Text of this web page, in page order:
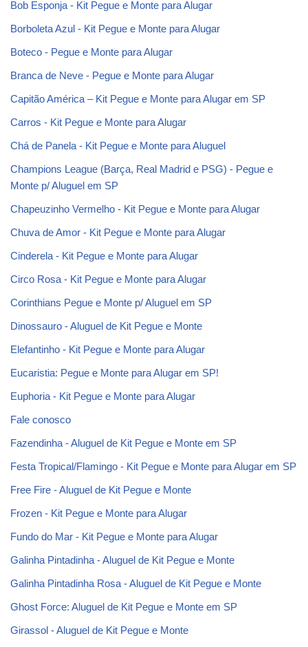
Bob Esponja - Kit Pegue e Monte para Alugar
Borboleta Azul - Kit Pegue e Monte para Alugar
Boteco - Pegue e Monte para Alugar
Branca de Neve - Pegue e Monte para Alugar
Capitão América – Kit Pegue e Monte para Alugar em SP
Carros - Kit Pegue e Monte para Alugar
Chá de Panela - Kit Pegue e Monte para Aluguel
Champions League (Barça, Real Madrid e PSG) - Pegue e
Monte p/ Aluguel em SP
Chapeuzinho Vermelho - Kit Pegue e Monte para Alugar
Chuva de Amor - Kit Pegue e Monte para Alugar
Cinderela - Kit Pegue e Monte para Alugar
Circo Rosa - Kit Pegue e Monte para Alugar
Corinthians Pegue e Monte p/ Aluguel em SP
Dinossauro - Aluguel de Kit Pegue e Monte
Elefantinho - Kit Pegue e Monte para Alugar
Eucaristia: Pegue e Monte para Alugar em SP!
Euphoria - Kit Pegue e Monte para Alugar
Fale conosco
Fazendinha - Aluguel de Kit Pegue e Monte em SP
Festa Tropical/Flamingo - Kit Pegue e Monte para Alugar em SP
Free Fire - Aluguel de Kit Pegue e Monte
Frozen - Kit Pegue e Monte para Alugar
Fundo do Mar - Kit Pegue e Monte para Alugar
Galinha Pintadinha - Aluguel de Kit Pegue e Monte
Galinha Pintadinha Rosa - Aluguel de Kit Pegue e Monte
Ghost Force: Aluguel de Kit Pegue e Monte em SP
Girassol - Aluguel de Kit Pegue e Monte